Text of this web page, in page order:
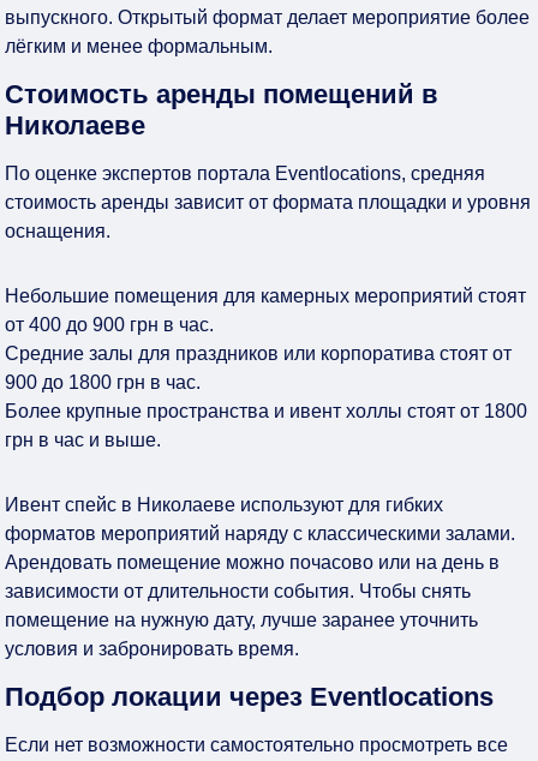
выпускного. Открытый формат делает мероприятие более
лёгким и менее формальным.
Стоимость аренды помещений в
Николаеве
По оценке экспертов портала Eventlocations, средняя
стоимость аренды зависит от формата площадки и уровня
оснащения.
Небольшие помещения для камерных мероприятий стоят
от 400 до 900 грн в час.
Средние залы для праздников или корпоратива стоят от
900 до 1800 грн в час.
Более крупные пространства и ивент холлы стоят от 1800
грн в час и выше.
Ивент спейс в Николаеве используют для гибких
форматов мероприятий наряду с классическими залами.
Арендовать помещение можно почасово или на день в
зависимости от длительности события. Чтобы снять
помещение на нужную дату, лучше заранее уточнить
условия и забронировать время.
Подбор локации через Eventlocations
Если нет возможности самостоятельно просмотреть все